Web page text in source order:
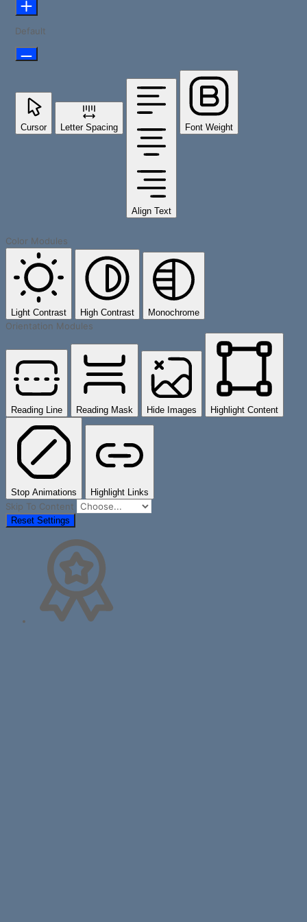
Default
Cursor Letter Spacing
Align Text
Font Weight
Color Modules
Light Contrast High Contrast Monochrome
Orientation Modules
Reading Line Reading Mask Hide Images Highlight Content
Stop Animations Highlight Links
Skip To Content
Reset Settings